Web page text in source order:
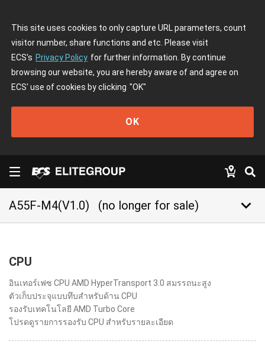
This site uses cookies to only capture URL parameters, count
visitor number, share functions and etc. Please visit
ECS's Privacy Policy for further information. By continue
browsing our website, you are hereby aware of and agree on
ECS' use of cookies by clicking "OK"
OK
A55F-M4(V1.0) (no longer for sale) keyboard_arrow_down
CPU
อินเทอร์เฟซ CPU AMD HyperTransport 3.0 สมรรถนะสูง
ตัวเก็บประจุแบบทึบสำหรับด้าน CPU
รองรับเทคโนโลยี AMD Turbo Core
โปรดดูรายการรองรับ CPU สำหรับรายละเอียด